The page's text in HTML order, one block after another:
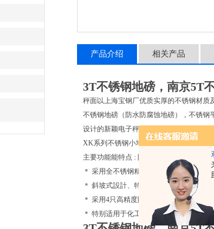
产品介绍 相关产品
3T不锈钢地磅，南京5T
秤面以上海宝钢厂优质实厚的不锈钢材质
不锈钢地磅（防水防腐蚀地磅），不锈钢
设计的新颖电子秤。改变普通平台秤的结
XK系列不锈钢小地磅
主要功能能特点 : 防水、防油、防腐蚀特
＊ 采用全不锈钢精工制作，超薄设计，
＊ 斜坡式設計、特殊结构处理坚固耐用
＊ 采用4只高精度防潮型传感器，zui高精
＊ 特别适用于化工，食品，等行业。